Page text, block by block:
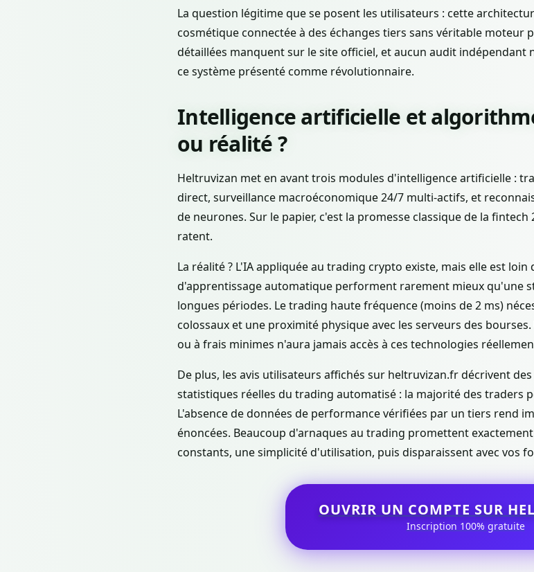
La question légitime que se posent les utilisateurs : cette
cosmétique connectée à des échanges tiers sans véritable moteur
détaillées manquent sur le site officiel, et aucun audit indépendant
ce système présenté comme révolutionnaire.
Intelligence artificielle et
ou réalité ?
Heltruvizan met en avant trois modules d'intelligence artificielle :
direct, surveillance macroéconomique 24/7 multi-actifs, et
de neurones. Sur le papier, c'est la promesse classique de la
ratent.
La réalité ? L'IA appliquée au trading crypto existe, mais elle est
d'apprentissage automatique performent rarement mieux qu'une
longues périodes. Le trading haute fréquence (moins de 2 ms)
colossaux et une proximité physique avec les serveurs des
ou à frais minimes n'aura jamais accès à ces technologies
De plus, les avis utilisateurs affichés sur heltruvizan.fr décrivent
statistiques réelles du trading automatisé : la majorité des traders
L'absence de données de performance vérifiées par un tiers rend
énoncées. Beaucoup d'arnaques au trading promettent
constants, une simplicité d'utilisation, puis disparaissent avec vos
OUVRIR UN COMPTE SUR
Inscription 100% gratuite